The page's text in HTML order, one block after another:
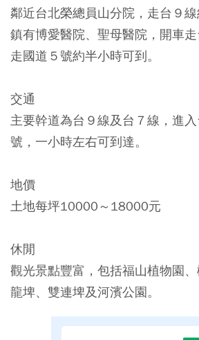
鄰近台北榮總員山分院，走台９
鎮有博愛醫院、聖母醫院，開車
走國道５號約半小時可到。
交通
主要幹道為台９線及台７線，進
號，一小時左右可到達。
地價
土地每坪10000～18000元
休閒
觀光景點豐富，包括福山植物園
龍埤、雙連埤及河濱公園。